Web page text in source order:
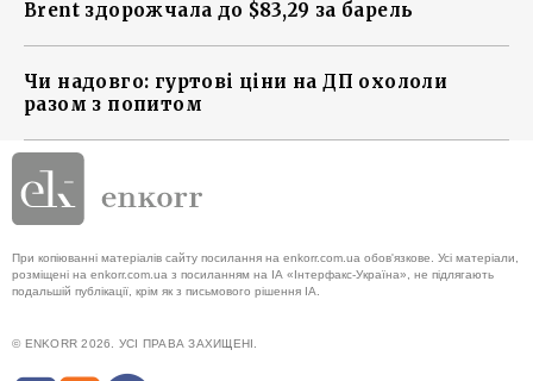
Brent здорожчала до $83,29 за барель
Чи надовго: гуртові ціни на ДП охололи
разом з попитом
При копіюванні матеріалів сайту посилання на enkorr.com.ua обов'язкове. Усі матеріали,
розміщені на enkorr.com.ua з посиланням на ІА «Інтерфакс-Україна», не підлягають
подальшій публікації, крім як з письмового рішення ІА.
© ENKORR 2026. УСІ ПРАВА ЗАХИЩЕНІ.